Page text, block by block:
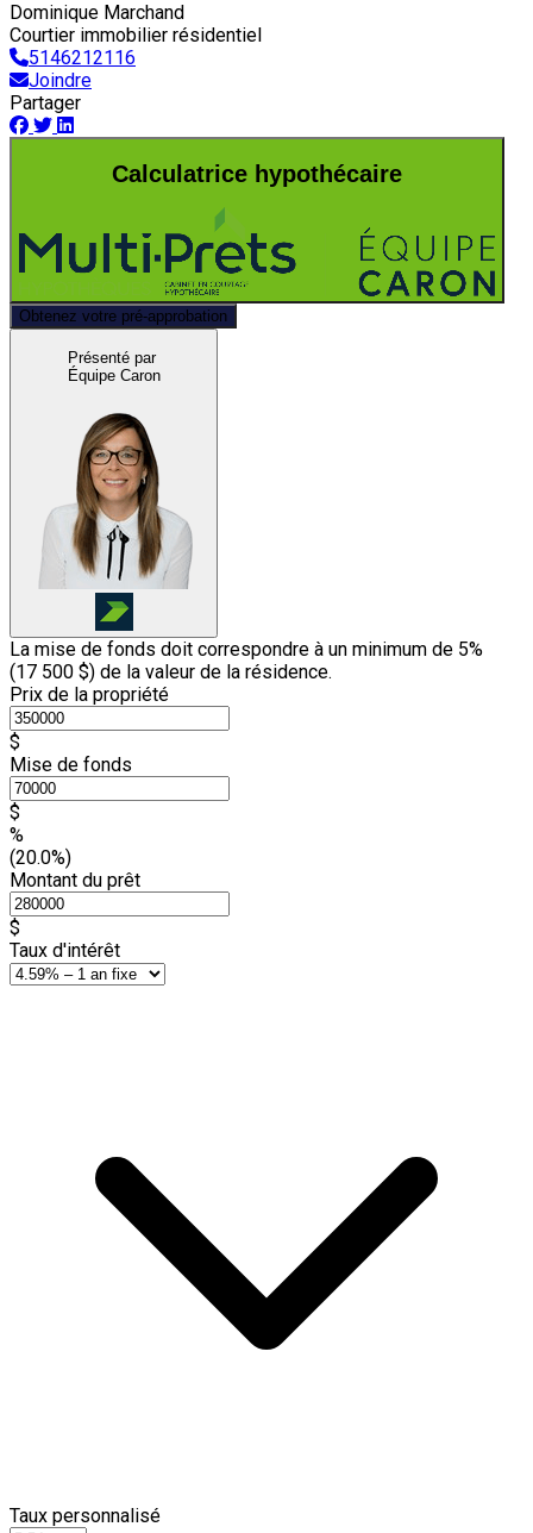
Dominique Marchand
Courtier immobilier résidentiel
5146212116
Joindre
Partager
Calculatrice hypothécaire
Obtenez votre pré-approbation
Présenté par
Équipe Caron
La mise de fonds doit correspondre à un minimum de 5%
(17 500 $) de la valeur de la résidence.
Prix de la propriété
$
Mise de fonds
$
%
(20.0%)
Montant du prêt
$
Taux d'intérêt
Taux personnalisé